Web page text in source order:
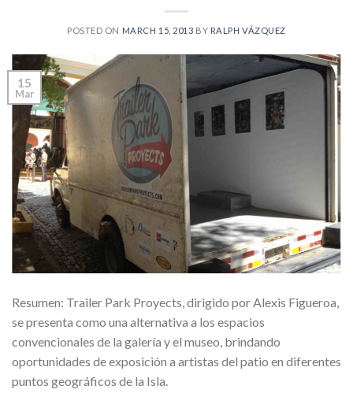
POSTED ON MARCH 15, 2013 BY RALPH VÁZQUEZ
15
Mar
Resumen: Trailer Park Proyects, dirigido por Alexis Figueroa,
se presenta como una alternativa a los espacios
convencionales de la galería y el museo, brindando
oportunidades de exposición a artistas del patio en diferentes
puntos geográficos de la Isla.